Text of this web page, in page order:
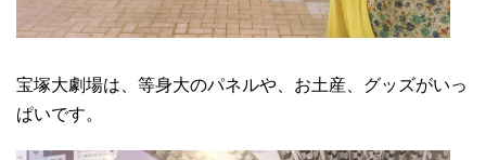
宝塚大劇場は、等身大のパネルや、お土産、グッズがいっ
ぱいです。